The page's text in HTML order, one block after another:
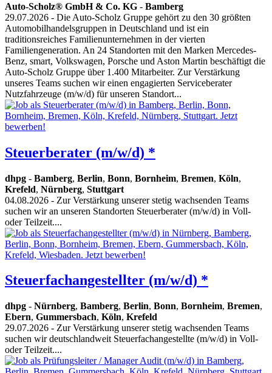
Auto-Scholz® GmbH & Co. KG - Bamberg
29.07.2026 - Die Auto-Scholz Gruppe gehört zu den 30 größten
Automobilhandelsgruppen in Deutschland und ist ein
traditionsreiches Familienunternehmen in der vierten
Familiengeneration. An 24 Standorten mit den Marken Mercedes-
Benz, smart, Volkswagen, Porsche und Aston Martin beschäftigt die
Auto-Scholz Gruppe über 1.400 Mitarbeiter. Zur Verstärkung
unseres Teams suchen wir einen engagierten Serviceberater
Nutzfahrzeuge (m/w/d) für unseren Standort...
Steuerberater (m/w/d) *
dhpg - Bamberg, Berlin, Bonn, Bornheim, Bremen, Köln,
Krefeld, Nürnberg, Stuttgart
04.08.2026 - Zur Verstärkung unserer stetig wachsenden Teams
suchen wir an unseren Standorten Steuerberater (m/w/d) in Voll-
oder Teilzeit....
Steuerfachangestellter (m/w/d) *
dhpg - Nürnberg, Bamberg, Berlin, Bonn, Bornheim, Bremen,
Ebern, Gummersbach, Köln, Krefeld
29.07.2026 - Zur Verstärkung unserer stetig wachsenden Teams
suchen wir deutschlandweit Steuerfachangestellte (m/w/d) in Voll-
oder Teilzeit....